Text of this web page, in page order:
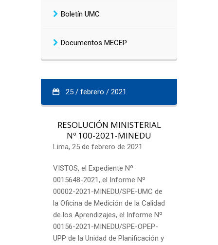
Boletín UMC
Documentos MECEP
25 / febrero / 2021
RESOLUCIÓN MINISTERIAL
Nº 100-2021-MINEDU
Lima, 25 de febrero de 2021
VISTOS, el Expediente Nº
0015648-2021, el Informe Nº
00002-2021-MINEDU/SPE-UMC de
la Oficina de Medición de la Calidad
de los Aprendizajes, el Informe Nº
00156-2021-MINEDU/SPE-OPEP-
UPP de la Unidad de Planificación y